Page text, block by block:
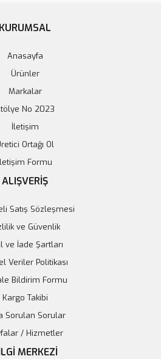
KURUMSAL
Anasayfa
Ürünler
Markalar
No 2023
İletişim
Ortağı Ol
Formu
ALIŞVERİŞ
Satış Sözleşmesi
ve Güvenlik
ve İade Şartları
Veriler Politikası
Bildirim Formu
Kargo Takibi
Sorulan Sorular
/ Hizmetler
MERKEZİ